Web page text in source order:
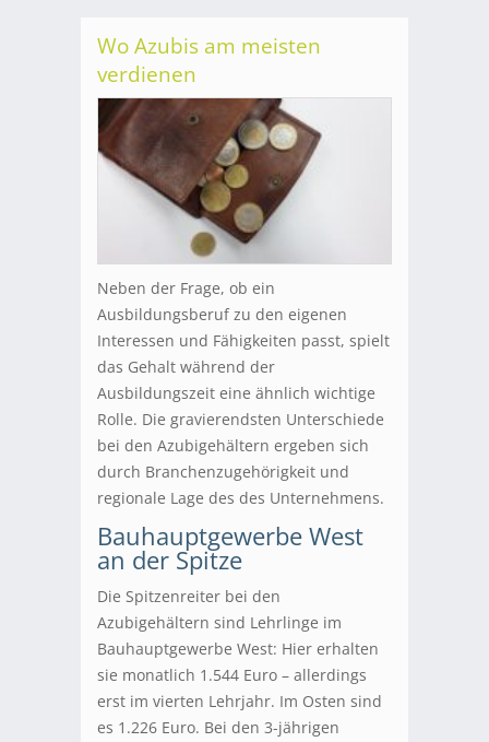
Wo Azubis am meisten
verdienen
Neben der Frage, ob ein
Ausbildungsberuf zu den eigenen
Interessen und Fähigkeiten passt, spielt
das Gehalt während der
Ausbildungszeit eine ähnlich wichtige
Rolle. Die gravierendsten Unterschiede
bei den Azubigehältern ergeben sich
durch Branchenzugehörigkeit und
regionale Lage des des Unternehmens.
Bauhauptgewerbe West
an der Spitze
Die Spitzenreiter bei den
Azubigehältern sind Lehrlinge im
Bauhauptgewerbe West: Hier erhalten
sie monatlich 1.544 Euro – allerdings
erst im vierten Lehrjahr. Im Osten sind
es 1.226 Euro. Bei den 3-jährigen